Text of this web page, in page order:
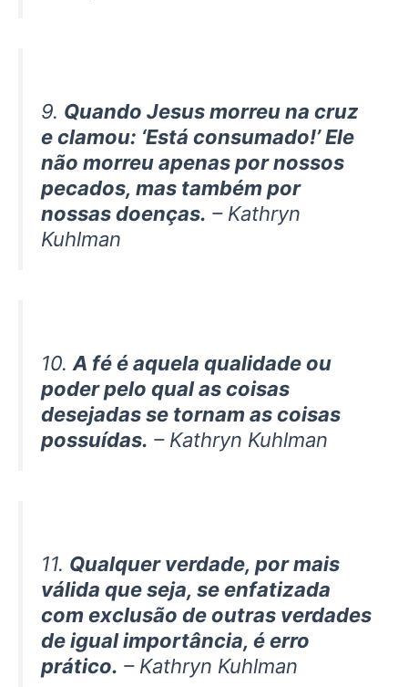
9. Quando Jesus morreu na cruz
e clamou: ‘Está consumado!’ Ele
não morreu apenas por nossos
pecados, mas também por
nossas doenças. – Kathryn
Kuhlman
10. A fé é aquela qualidade ou
poder pelo qual as coisas
desejadas se tornam as coisas
possuídas. – Kathryn Kuhlman
11. Qualquer verdade, por mais
válida que seja, se enfatizada
com exclusão de outras verdades
de igual importância, é erro
prático. – Kathryn Kuhlman